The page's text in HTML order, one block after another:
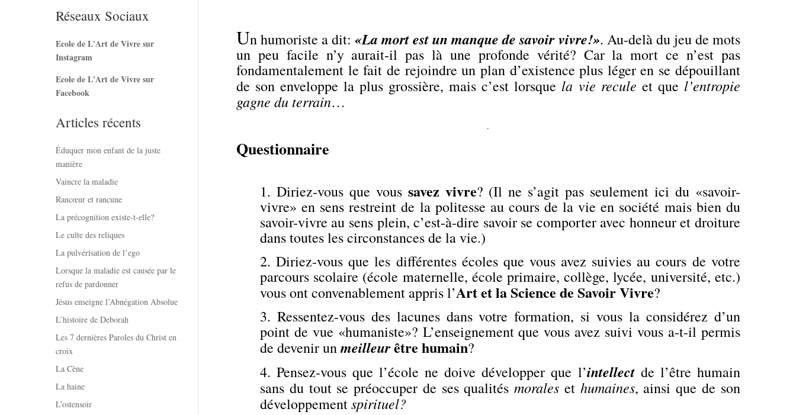
Réseaux Sociaux
Ecole de L'Art de Vivre sur
Instagram
Ecole de L'Art de Vivre sur
Facebook
Articles récents
Éduquer mon enfant de la juste
manière
Vaincre la maladie
Rancœur et rancune
La précognition existe-t-elle?
Le culte des reliques
La pulvérisation de l’ego
Lorsque la maladie est causée par le
refus de pardonner
Jésus enseigne l’Abnégation Absolue
L’histoire de Deborah
Les 7 dernières Paroles du Christ en
croix
La Cène
La haine
L’ostensoir
Un humoriste a dit:«La mort est un manque de savoir vivre!». Au-delà du jeu de mots
un peu facile n’y aurait-il pas là une profonde vérité? Car la mort ce n’est pas
fondamentalement le fait de rejoindre un plan d’existence plus léger en se dépouillant
de son enveloppe la plus grossière, mais c’est lorsque la vie recule et que l’entropie
gagne du terrain…
.
Questionnaire
1. Diriez-vous que vous savez vivre? (Il ne s’agit pas seulement ici du «savoir-
vivre» en sens restreint de la politesse au cours de la vie en société mais bien du
savoir-vivre au sens plein, c’est-à-dire savoir se comporter avec honneur et droiture
dans toutes les circonstances de la vie.)
2. Diriez-vous que les différentes écoles que vous avez suivies au cours de votre
parcours scolaire (école maternelle, école primaire, collège, lycée, université, etc.)
vous ont convenablement appris l’Art et la Science de Savoir Vivre?
3. Ressentez-vous des lacunes dans votre formation, si vous la considérez d’un
point de vue «humaniste»? L’enseignement que vous avez suivi vous a-t-il permis
de devenir unmeilleurêtre humain?
4. Pensez-vous que l’école ne doive développer que l’intellectde l’être humain
sans du tout se préoccuper de ses qualitésmorales et humaines, ainsi que de son
développementspirituel?